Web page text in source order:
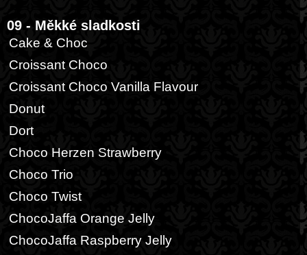
09 - Měkké sladkosti
Cake & Choc
Croissant Choco
Croissant Choco Vanilla Flavour
Donut
Dort
Choco Herzen Strawberry
Choco Trio
Choco Twist
ChocoJaffa Orange Jelly
ChocoJaffa Raspberry Jelly